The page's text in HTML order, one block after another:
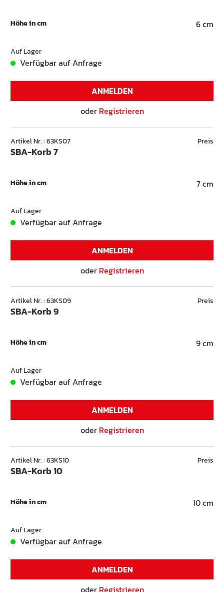
Höhe in cm 6 cm
Auf Lager
Verfügbar auf Anfrage
ANMELDEN
oder Registrieren
Artikel Nr. : 63KS07
SBA-Korb 7
Preis
Höhe in cm 7 cm
Auf Lager
Verfügbar auf Anfrage
ANMELDEN
oder Registrieren
Artikel Nr. : 63KS09
SBA-Korb 9
Preis
Höhe in cm 9 cm
Auf Lager
Verfügbar auf Anfrage
ANMELDEN
oder Registrieren
Artikel Nr. : 63KS10
SBA-Korb 10
Preis
Höhe in cm 10 cm
Auf Lager
Verfügbar auf Anfrage
ANMELDEN
oder Registrieren